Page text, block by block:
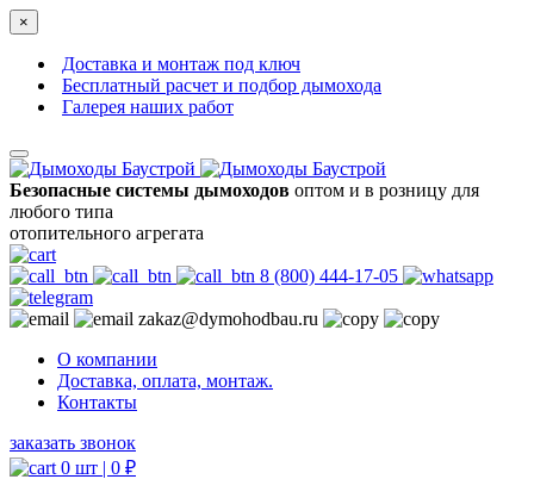
×
Доставка и монтаж под ключ
Бесплатный расчет и подбор дымохода
Галерея наших работ
Безопасные системы дымоходов оптом и в розницу для
любого типа
отопительного агрегата
8 (800) 444-17-05
zakaz@dymohodbau.ru
О компании
Доставка, оплата, монтаж.
Контакты
заказать звонок
0 шт | 0 ₽